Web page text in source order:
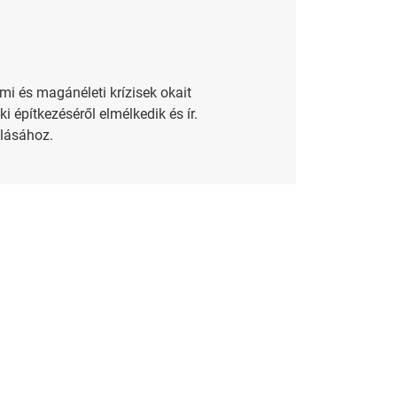
és magánéleti krízisek okait
építkezéséről elmélkedik és ír.